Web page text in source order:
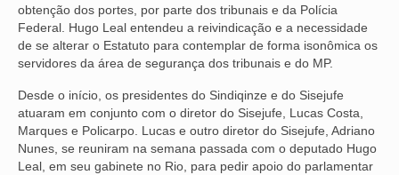
NÚCLEOS
APOSENTADOS
ANALISTAS JUDICIÁRIOS
ACESSIBILIDADE E INCLUSÃO
obtenção dos portes, por parte dos tribunais e da Polícia
Federal. Hugo Leal entendeu a reivindicação e a necessidade
de se alterar o Estatuto para contemplar de forma isonômica os
servidores da área de segurança dos tribunais e do MP.
Desde o início, os presidentes do Sindiqinze e do Sisejufe
atuaram em conjunto com o diretor do Sisejufe, Lucas Costa,
Marques e Policarpo. Lucas e outro diretor do Sisejufe, Adriano
Nunes, se reuniram na semana passada com o deputado Hugo
Leal, em seu gabinete no Rio, para pedir apoio do parlamentar